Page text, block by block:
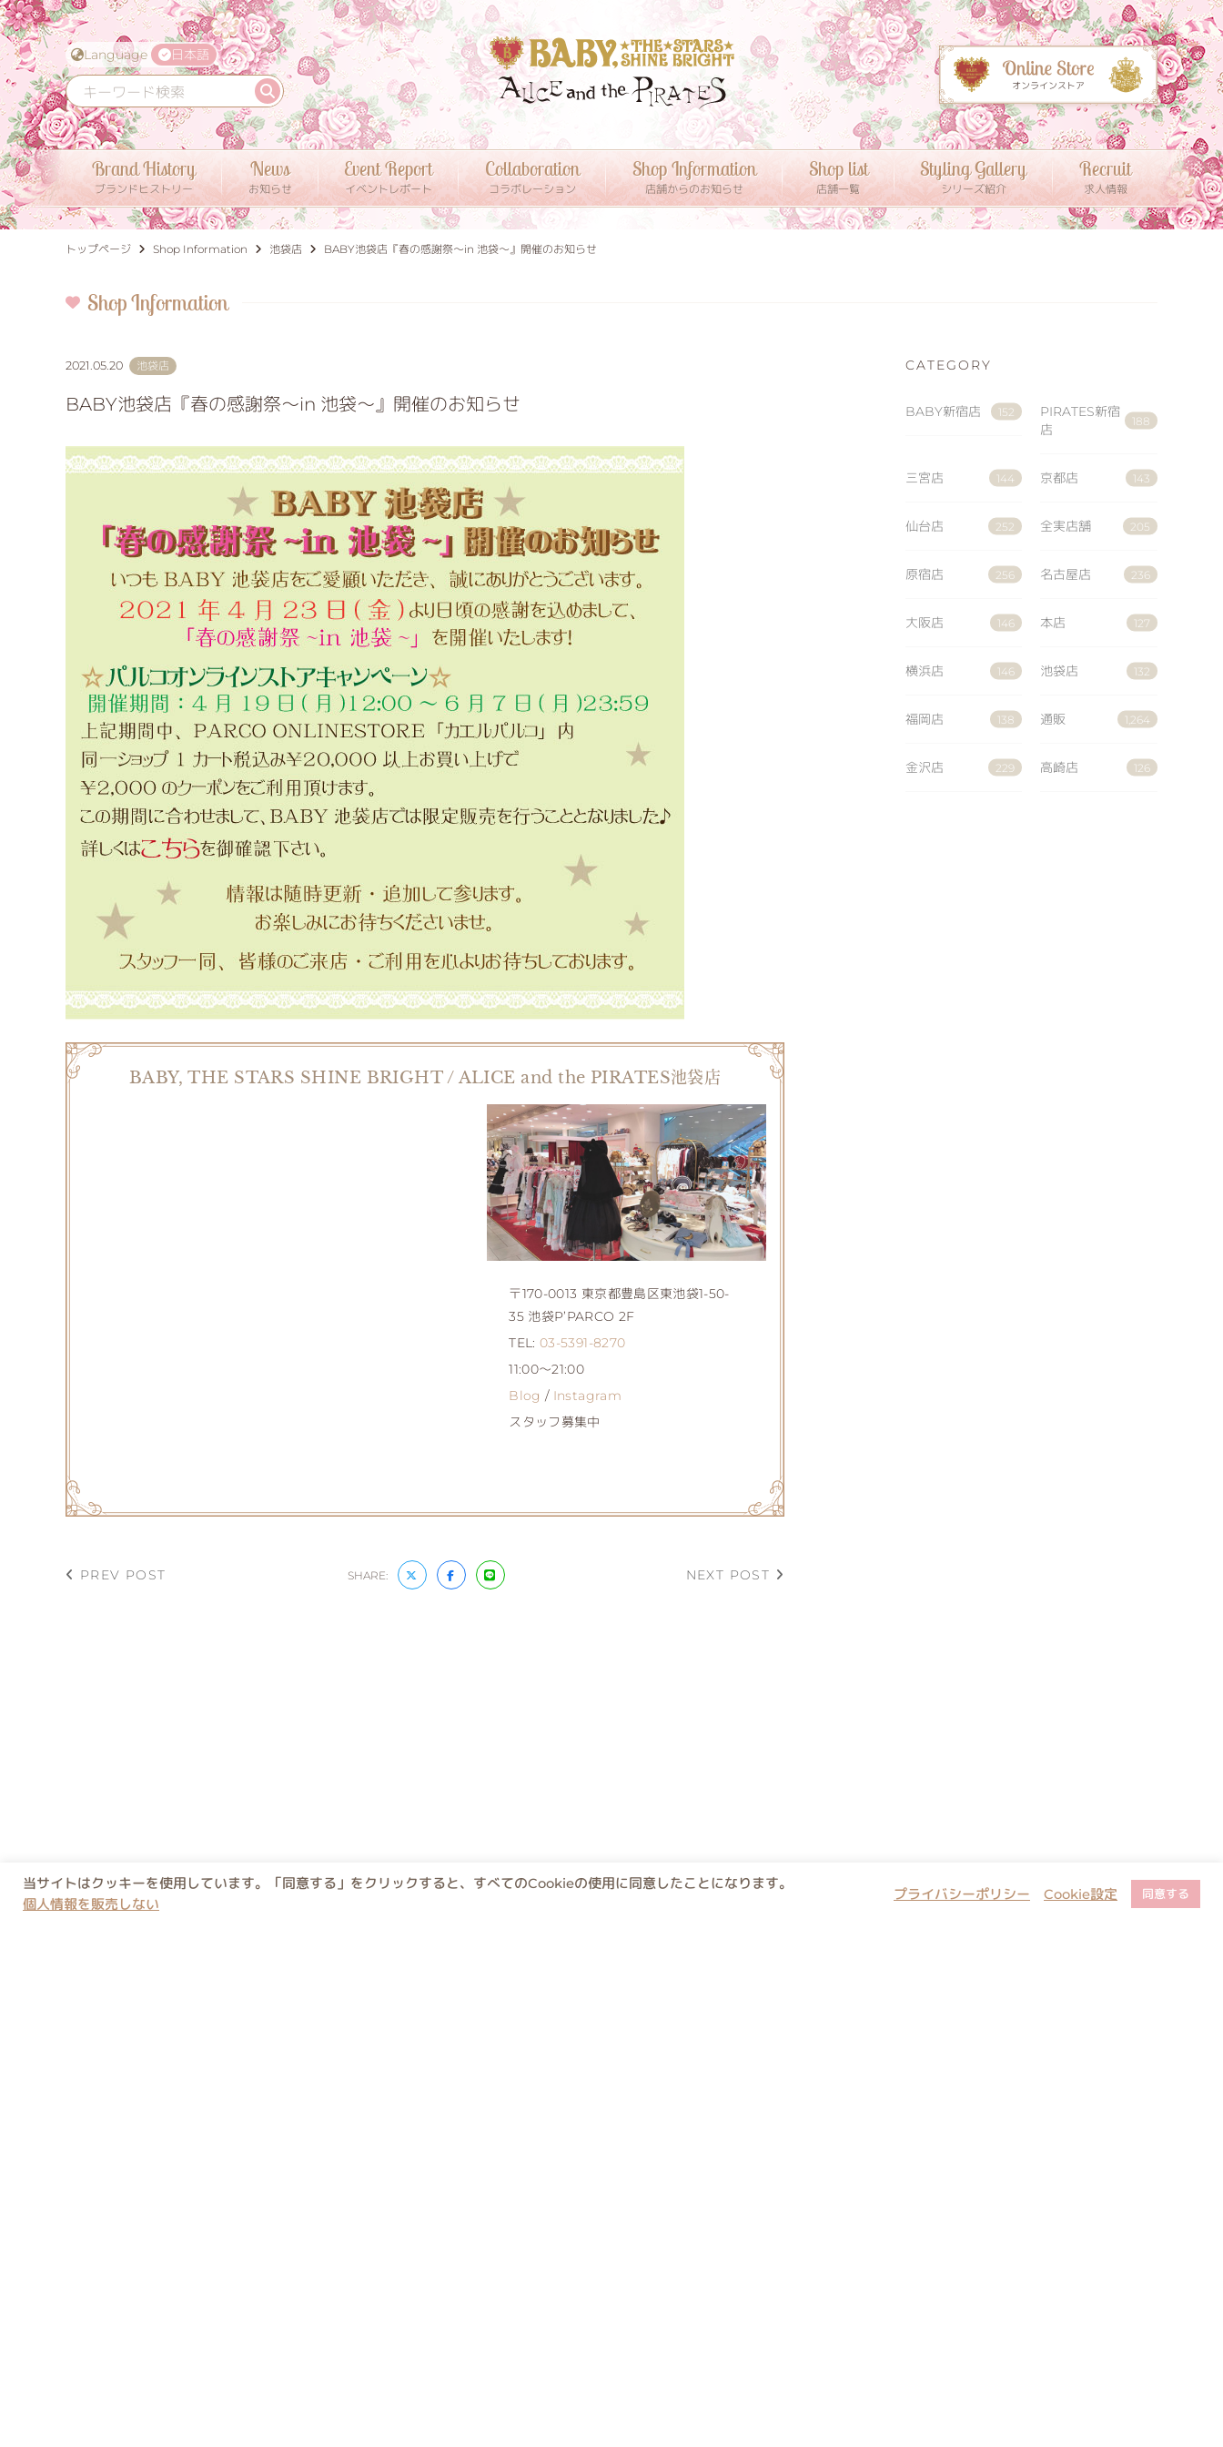
Language 日本語
Brand History
ブランドヒストリー
News
お知らせ
Event Report
イベントレポート
Collaboration
コラボレーション
Shop Information
店舗からのお知らせ
Shop list
店舗一覧
Styling Gallery
シリーズ紹介
Recruit
求人情報
トップページ Shop Information 池袋店 BABY池袋店『春の感謝祭～in 池袋～』開催のお知らせ
Shop Information
2021.05.20 池袋店
BABY池袋店『春の感謝祭～in 池袋～』開催のお知らせ
BABY, THE STARS SHINE BRIGHT / ALICE and the PIRATES池袋店
〒170-0013 東京都豊島区東池袋1-50-
35 池袋P’PARCO 2F
TEL:03-5391-8270
11:00～21:00
Blog / Instagram
スタッフ募集中
PREV POST SHARE: NEXT POST
CATEGORY
BABY新宿店 152
PIRATES新宿
店
188
三宮店 144 京都店 143
仙台店 252 全実店舗 205
原宿店 256 名古屋店 236
大阪店 146 本店 127
横浜店 146 池袋店 132
福岡店 138 通販 1,264
金沢店 229 高崎店 126
当サイトはクッキーを使用しています。「同意する」をクリックすると、すべてのCookieの使用に同意したことになります。
個人情報を販売しない
プライバシーポリシー Cookie設定 同意する